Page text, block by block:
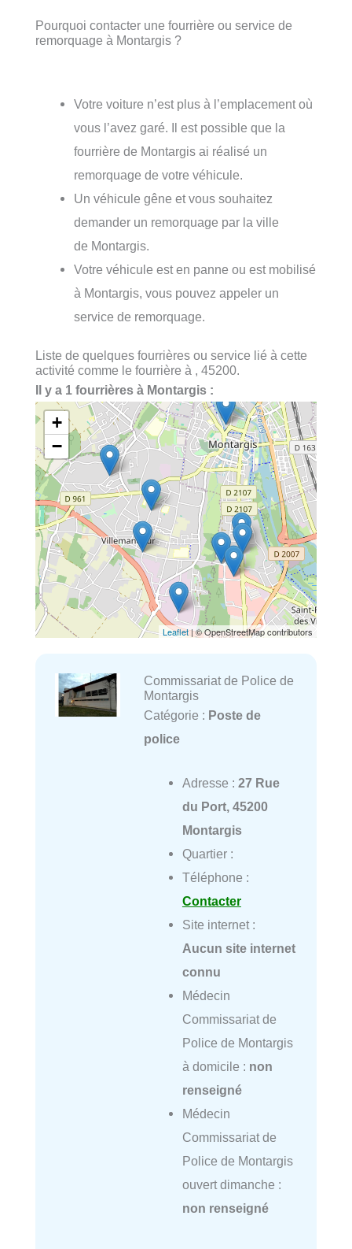
Pourquoi contacter une fourrière ou service de
remorquage à Montargis ?
Votre voiture n’est plus à l’emplacement où
vous l’avez garé. Il est possible que la
fourrière de Montargis ai réalisé un
remorquage de votre véhicule.
Un véhicule gêne et vous souhaitez
demander un remorquage par la ville
de Montargis.
Votre véhicule est en panne ou est mobilisé
à Montargis, vous pouvez appeler un
service de remorquage.
Liste de quelques fourrières ou service lié à cette
activité comme le fourrière à , 45200.
Il y a 1 fourrières à Montargis :
+
−
Leaflet| © OpenStreetMap contributors
Commissariat de Police de
Montargis
Catégorie : Poste de
police
Adresse : 27 Rue
du Port, 45200
Montargis
Quartier :
Téléphone :
Contacter
Site internet :
Aucun site internet
connu
Médecin
Commissariat de
Police de Montargis
à domicile : non
renseigné
Médecin
Commissariat de
Police de Montargis
ouvert dimanche :
non renseigné